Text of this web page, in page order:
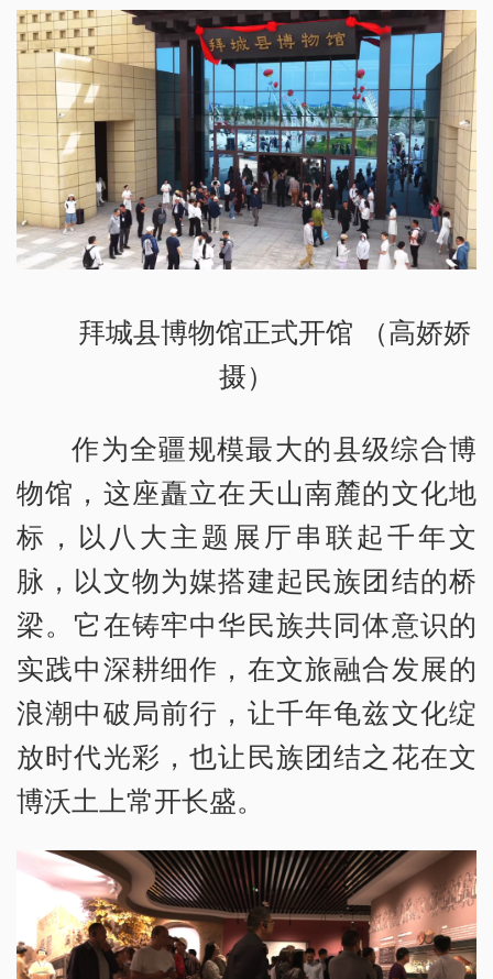
拜城县博物馆正式开馆 （高娇娇
摄）
作为全疆规模最大的县级综合博
物馆，这座矗立在天山南麓的文化地
标，以八大主题展厅串联起千年文
脉，以文物为媒搭建起民族团结的桥
梁。它在铸牢中华民族共同体意识的
实践中深耕细作，在文旅融合发展的
浪潮中破局前行，让千年龟兹文化绽
放时代光彩，也让民族团结之花在文
博沃土上常开长盛。